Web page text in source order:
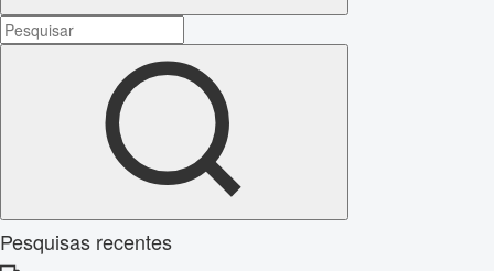
Pesquisas recentes